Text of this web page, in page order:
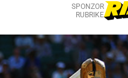
SPONZOR
RUBRIKE